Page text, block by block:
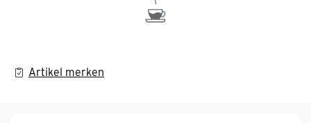
Artikel merken